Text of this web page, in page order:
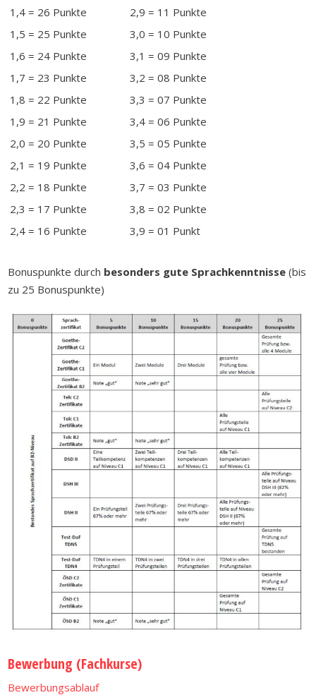
1,4 = 26 Punkte
2,9 = 11 Punkte
1,5 = 25 Punkte
3,0 = 10 Punkte
1,6 = 24 Punkte
3,1 = 09 Punkte
1,7 = 23 Punkte
3,2 = 08 Punkte
1,8 = 22 Punkte
3,3 = 07 Punkte
1,9 = 21 Punkte
3,4 = 06 Punkte
2,0 = 20 Punkte
3,5 = 05 Punkte
2,1 = 19 Punkte
3,6 = 04 Punkte
2,2 = 18 Punkte
3,7 = 03 Punkte
2,3 = 17 Punkte
3,8 = 02 Punkte
2,4 = 16 Punkte
3,9 = 01 Punkt
Bonuspunkte durch besonders gute Sprachkenntnisse (bis
zu 25 Bonuspunkte)
Bewerbung (Fachkurse)
Bewerbungsablauf